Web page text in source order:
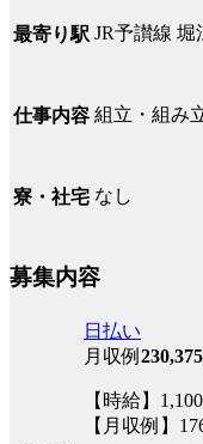
最寄り駅 JR予讃線 堀
仕事内容 組立・組み
寮・社宅 なし
募集内容
日払い
月収例 230,375
【時給】
【月収例】